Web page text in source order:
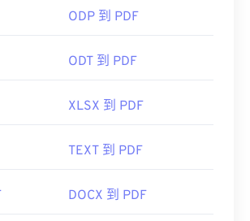
1993年6月15日
us/en/why-
ODP 到 PDF
ODT 到 PDF
XLSX 到 PDF
TEXT 到 PDF
DOCX 到 PDF